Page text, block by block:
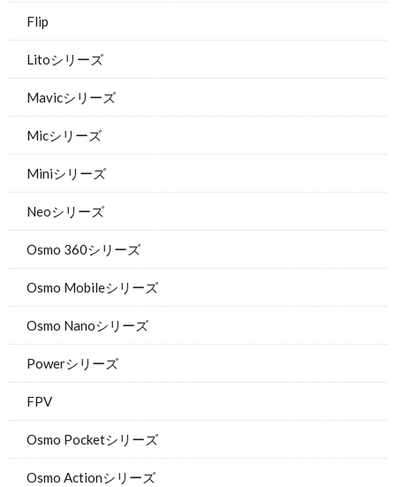
Flip
Litoシリーズ
Mavicシリーズ
Micシリーズ
Miniシリーズ
Neoシリーズ
Osmo 360シリーズ
Osmo Mobileシリーズ
Osmo Nanoシリーズ
Powerシリーズ
FPV
Osmo Pocketシリーズ
Osmo Actionシリーズ